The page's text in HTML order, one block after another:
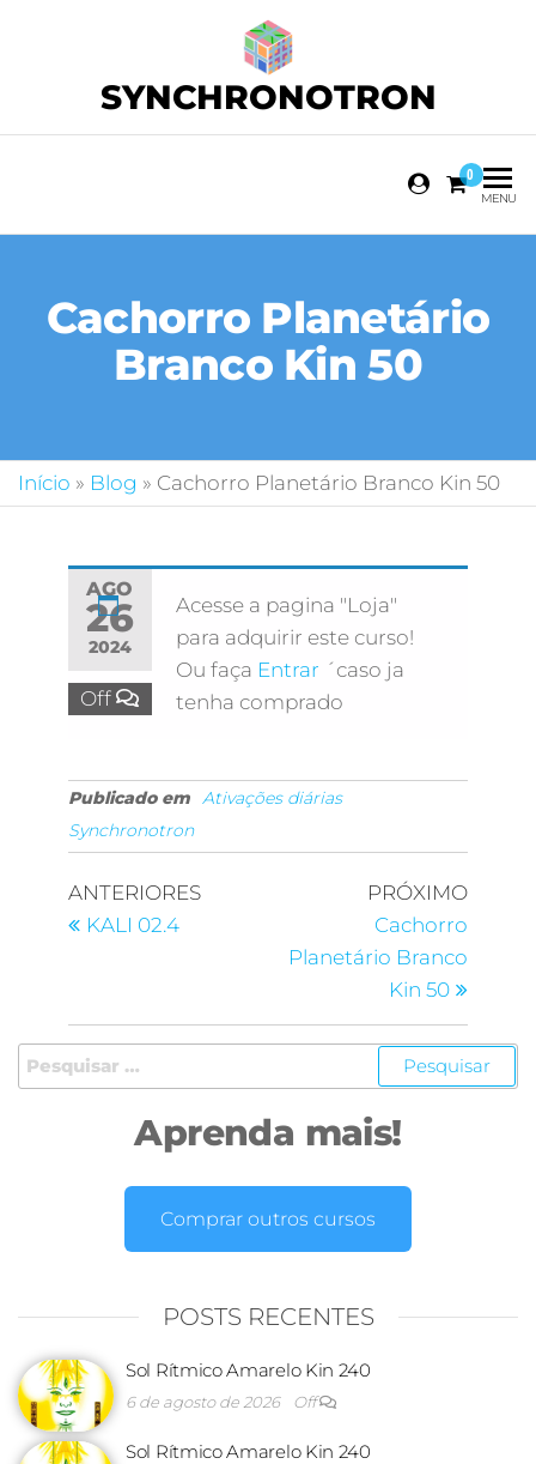
SYNCHRONOTRON
0
MENU
Cachorro Planetário
Branco Kin 50
Início » Blog » Cachorro Planetário Branco Kin 50
AGO
26
2024
Off
Acesse a pagina "Loja"
para adquirir este curso!
Ou faça Entrar ´caso ja
tenha comprado
Publicado em Ativações diárias
Synchronotron
ANTERIORES
KALI 02.4
PRÓXIMO
Cachorro
Planetário Branco
Kin 50
Aprenda mais!
Comprar outros cursos
POSTS RECENTES
Sol Rítmico Amarelo Kin 240
6 de agosto de 2026 Off
Sol Rítmico Amarelo Kin 240